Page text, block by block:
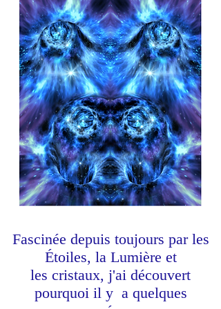
Fascinée depuis toujours par les
Étoiles, la Lumière et
les cristaux, j'ai découvert
pourquoi il y a quelques